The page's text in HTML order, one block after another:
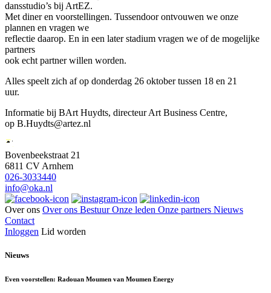
dansstudio’s bij ArtEZ.
Met diner en voorstellingen. Tussendoor ontvouwen we onze
plannen en vragen we
reflectie daarop. En in een later stadium vragen we of de mogelijke
partners
ook echt partner willen worden.
Alles speelt zich af op donderdag 26 oktober tussen 18 en 21
uur.
Informatie bij BArt Huydts, directeur Art Business Centre,
op B.Huydts@artez.nl
Bovenbeekstraat 21
6811 CV Arnhem
026-3033440
info@oka.nl
Over ons Over ons BestuurOnze leden Onze partners Nieuws
Contact
Inloggen Lid worden
Nieuws
Even voorstellen: Radouan Moumen van Moumen Energy